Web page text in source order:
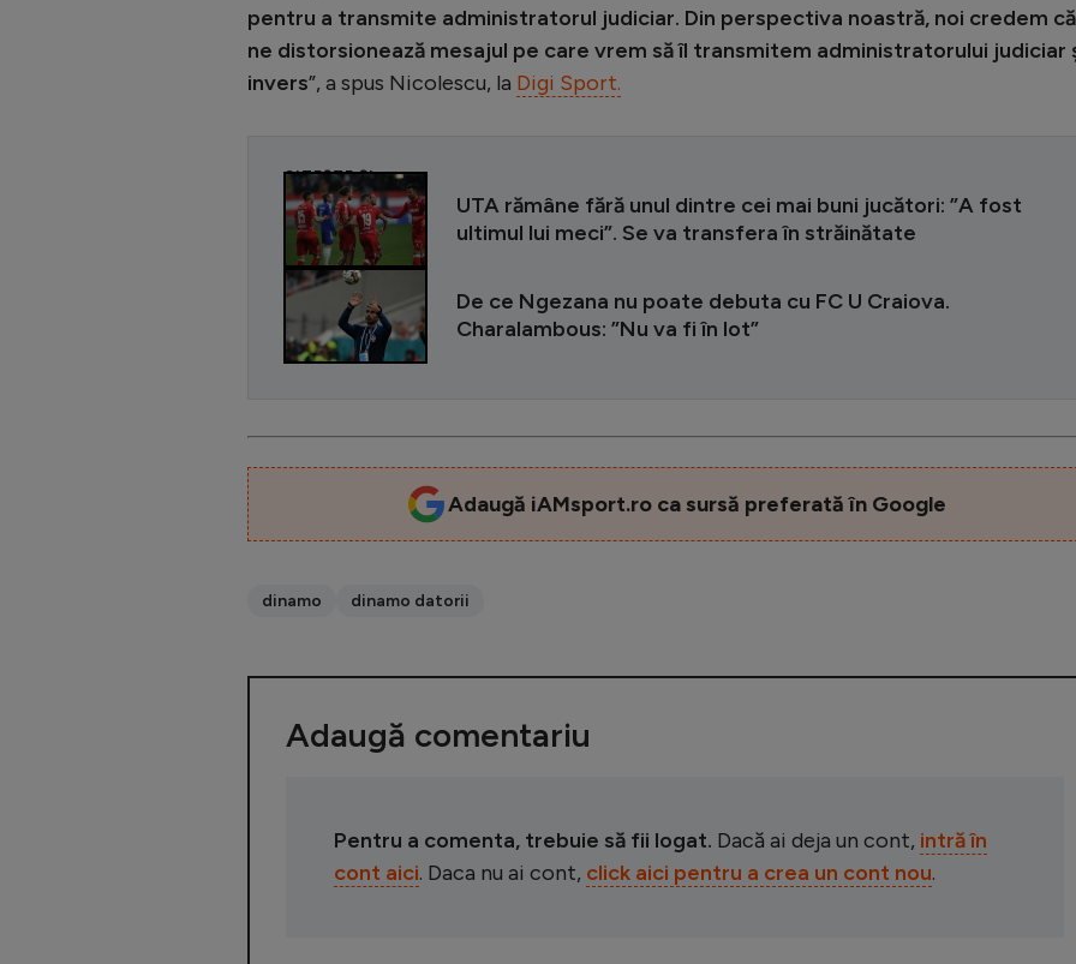
pentru a transmite administratorul judiciar. Din perspectiva noastră, noi credem
ne distorsionează mesajul pe care vrem să îl transmitem administratorului judiciar
invers”, a spus Nicolescu, la Digi Sport.
CITEȘTE ȘI
UTA rămâne fără unul dintre cei mai buni jucători: ”A fost
ultimul lui meci”. Se va transfera în străinătate
De ce Ngezana nu poate debuta cu FC U Craiova.
Charalambous: ”Nu va fi în lot”
Adaugă iAMsport.ro ca sursă preferată în Google
dinamo dinamo datorii
Adaugă comentariu
Pentru a comenta, trebuie să fii logat. Dacă ai deja un cont, intră în
cont aici. Daca nu ai cont, click aici pentru a crea un cont nou.